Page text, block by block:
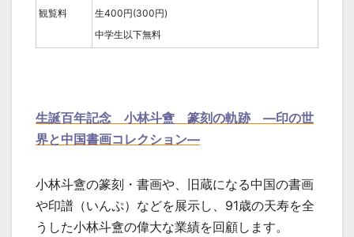
観覧料
生400円(300円)
中学生以下無料
生誕百年記念 小林斗盦 篆刻の軌跡 ―印の世
界と中国書画コレクション―
小林斗盦の篆刻・書画や、旧蔵になる中国の書画
や印譜（いんぷ）などを展示し、91歳の天寿を全
うした小林斗盦の偉大な業績を回顧します。